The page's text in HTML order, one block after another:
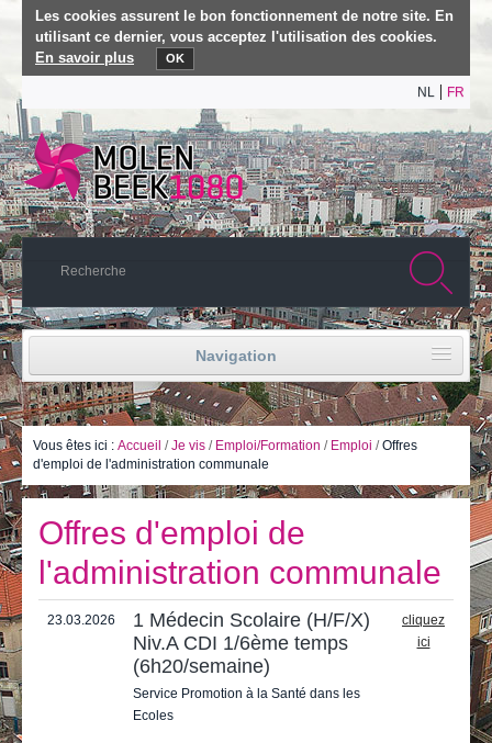
Les cookies assurent le bon fonctionnement de notre site. En
utilisant ce dernier, vous acceptez l'utilisation des cookies.
En savoir plus
OK
NL FR
Navigation
Accueil
Vie politique
Je vis
Je visite
Publications
Actualités
E-guichet / Prendre RDV
Actualités
Vous êtes ici : Accueil /Je vis / Emploi/Formation / Emploi /Offres
d'emploi de l'administration communale
Offres d'emploi de
l'administration communale
23.03.2026
1 Médecin Scolaire (H/F/X)
Niv.A CDI 1/6ème temps
(6h20/semaine)
Service Promotion à la Santé dans les
Ecoles
cliquez
ici